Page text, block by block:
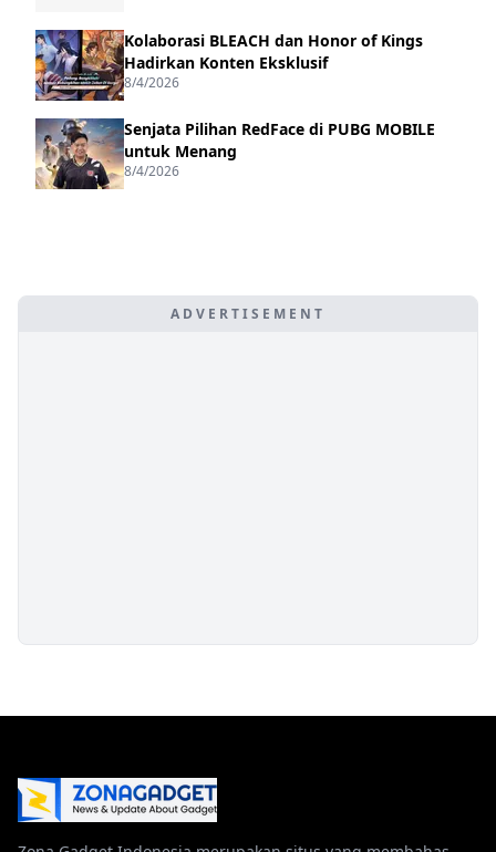
Kolaborasi BLEACH dan Honor of Kings
Hadirkan Konten Eksklusif
8/4/2026
Senjata Pilihan RedFace di PUBG MOBILE
untuk Menang
8/4/2026
ADVERTISEMENT